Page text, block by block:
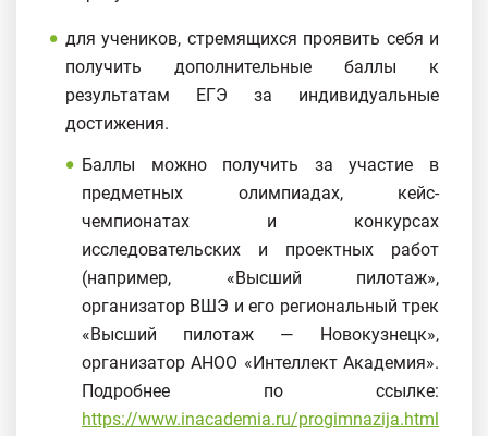
для учеников, стремящихся проявить себя и
получить дополнительные баллы к
результатам ЕГЭ за индивидуальные
достижения.
Баллы можно получить за участие в
предметных олимпиадах, кейс-
чемпионатах и конкурсах
исследовательских и проектных работ
(например, «Высший пилотаж»,
организатор ВШЭ и его региональный трек
«Высший пилотаж — Новокузнецк»,
организатор АНОО «Интеллект Академия».
Подробнее по ссылке:
https://www.inacademia.ru/progimnazija.html